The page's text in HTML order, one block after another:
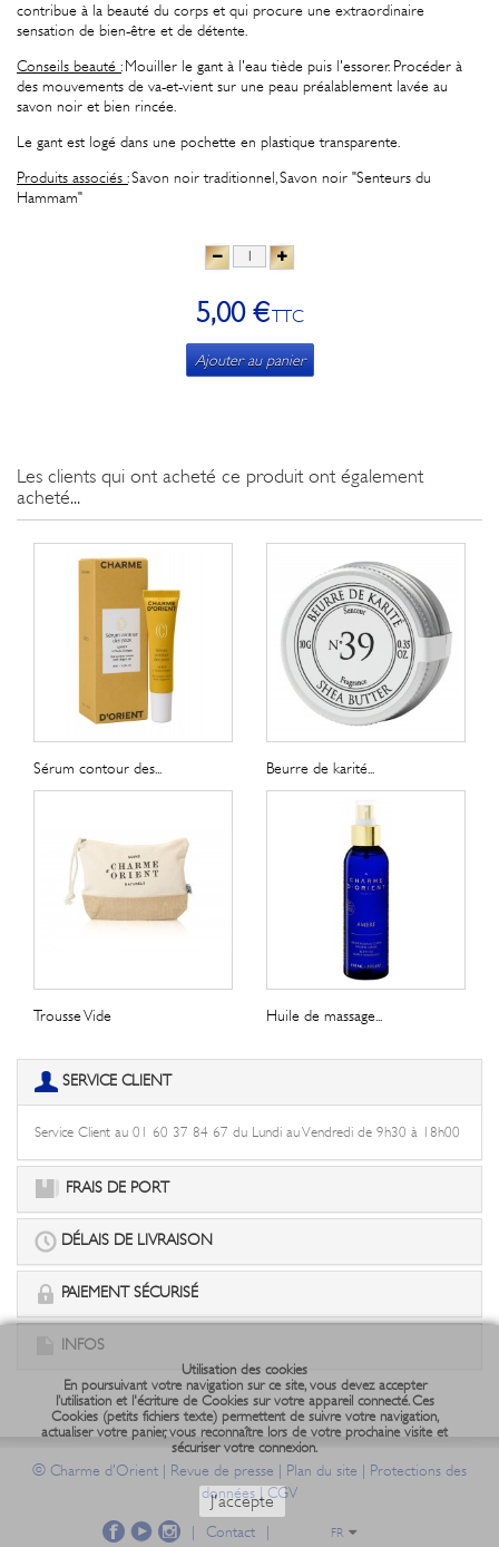
contribue à la beauté du corps et qui procure une extraordinaire
sensation de bien-être et de détente.
Conseils beauté :Mouiller le gant à l'eau tiède puis l'essorer. Procéder à
des mouvements de va-et-vient sur une peau préalablement lavée au
savon noir et bien rincée.
Le gant est logé dans une pochette en plastique transparente.
Produits associés :Savon noir traditionnel, Savon noir "Senteurs du
Hammam"
5,00 €TTC
Ajouter au panier
Les clients qui ont acheté ce produit ont également
acheté...
Sérum contour des... Beurre de karité...
Trousse Vide Huile de massage...
SERVICE CLIENT
Service Client au 01 60 37 84 67 du Lundi au Vendredi de 9h30 à 18h00
FRAIS DE PORT
DÉLAIS DE LIVRAISON
PAIEMENT SÉCURISÉ
INFOS
© Charme d'Orient | Revue de presse | Plan du site | Protections des
données|CGV
| Contact | FR
Utilisation des cookies
En poursuivant votre navigation sur ce site, vous devez accepter
l’utilisation et l'écriture de Cookies sur votre appareil connecté. Ces
Cookies (petits fichiers texte) permettent de suivre votre navigation,
actualiser votre panier, vous reconnaître lors de votre prochaine visite et
sécuriser votre connexion.
J'accepte